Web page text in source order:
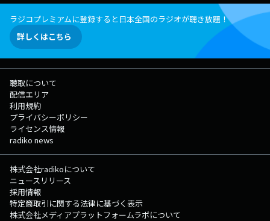
ラジコプレミアムに登録すると日本全国のラジオが聴き放題！
詳しくはこちら
聴取について
配信エリア
利用規約
プライバシーポリシー
ライセンス情報
radiko news
株式会社radikoについて
ニュースリリース
採用情報
特定商取引に関する法律に基づく表示
株式会社メディアプラットフォームラボについて